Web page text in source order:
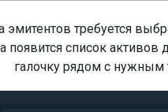
требуется
появится список
галочку рядом с нужным